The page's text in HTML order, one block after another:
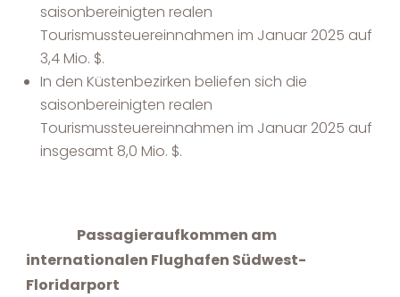
saisonbereinigten realen
Tourismussteuereinnahmen im Januar 2025 auf
3,4 Mio. $.
In den Küstenbezirken beliefen sich die
saisonbereinigten realen
Tourismussteuereinnahmen im Januar 2025 auf
insgesamt 8,0 Mio. $.
Passagieraufkommen am
internationalen Flughafen Südwest-
Floridarport